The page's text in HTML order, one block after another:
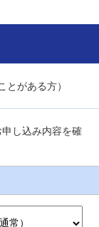
がある方）
し込み内容を確